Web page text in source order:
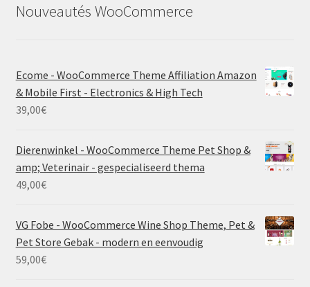
Nouveautés WooCommerce
Ecome - WooCommerce Theme Affiliation Amazon
& Mobile First - Electronics & High Tech
39,00€
Dierenwinkel - WooCommerce Theme Pet Shop &
amp; Veterinair - gespecialiseerd thema
49,00€
VG Fobe - WooCommerce Wine Shop Theme, Pet &
Pet Store Gebak - modern en eenvoudig
59,00€